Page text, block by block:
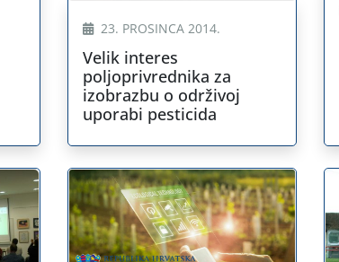
23. PROSINCA 2014.
Velik interes
poljoprivrednika za
izobrazbu o održivoj
uporabi pesticida